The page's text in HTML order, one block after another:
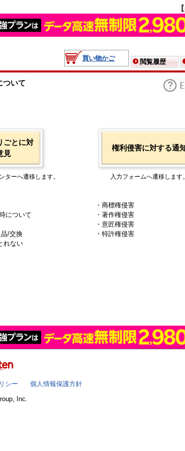
買い物かご
閲覧履歴
ついて
ごとに対
見
ターへ遷移します。
について
品/交換
れない
権利侵害に対する通
入力フォームへ遷移します。
・商標権侵害
・著作権侵害
・意匠権侵害
・特許権侵害
シー
個人情報保護方針
Inc.